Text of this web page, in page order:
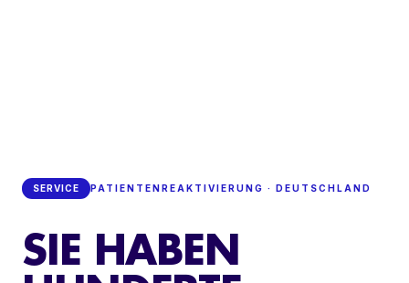
SERVICE PATIENTENREAKTIVIERUNG · DEUTSCHLAND
SIE HABEN